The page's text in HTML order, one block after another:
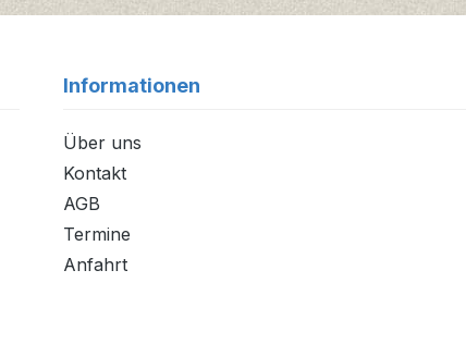
Informationen
Über uns
Kontakt
AGB
Termine
Anfahrt